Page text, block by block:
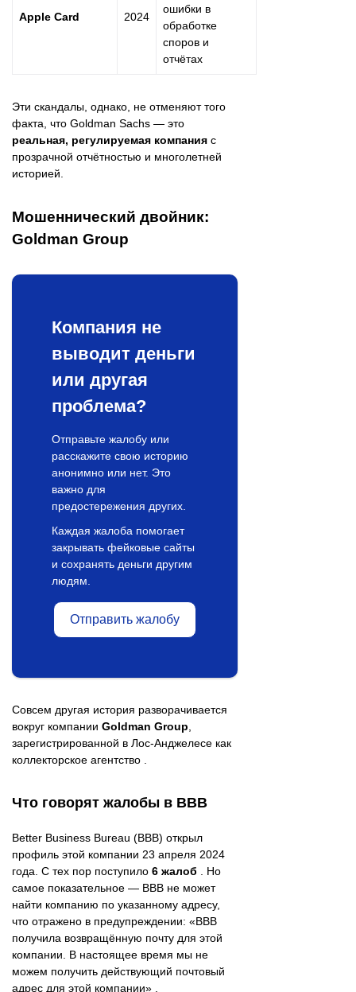
Apple Card 2024
ошибки в
обработке
споров и
отчётах
Эти скандалы, однако, не отменяют того
факта, что Goldman Sachs — это
реальная, регулируемая компания с
прозрачной отчётностью и многолетней
историей.
Мошеннический двойник:
Goldman Group
Компания не
выводит деньги
или другая
проблема?
Отправьте жалобу или
расскажите свою историю
анонимно или нет. Это
важно для
предостережения других.
Каждая жалоба помогает
закрывать фейковые сайты
и сохранять деньги другим
людям.
Отправить жалобу
Совсем другая история разворачивается
вокруг компании Goldman Group,
зарегистрированной в Лос-Анджелесе как
коллекторское агентство .
Что говорят жалобы в BBB
Better Business Bureau (BBB) открыл
профиль этой компании 23 апреля 2024
года. С тех пор поступило 6 жалоб . Но
самое показательное — BBB не может
найти компанию по указанному адресу,
что отражено в предупреждении: «BBB
получила возвращённую почту для этой
компании. В настоящее время мы не
можем получить действующий почтовый
адрес для этой компании» .